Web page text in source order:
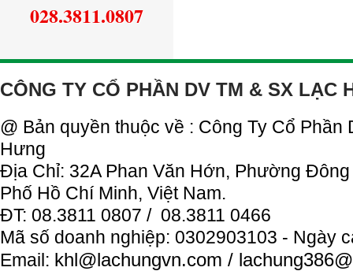
028.3811.0807
CÔNG TY CỔ PHẦN DV TM & SX LẠC
@ Bản quyền thuộc về : Công Ty Cổ Phần
Hưng
Địa Chỉ: 32A Phan Văn Hớn, Phường
Phố Hồ Chí Minh, Việt Nam.
ĐT: 08.3811 0807 / 08.3811 0466
Mã số doanh nghiệp: 0302903103 - Ngày
Email: khl@lachungvn.com /